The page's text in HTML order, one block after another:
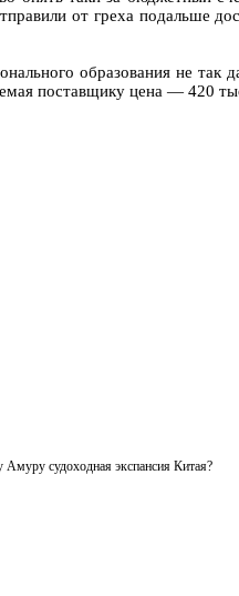
от греха подальше
образования не так
поставщику цена — 420
судоходная экспансия Китая?